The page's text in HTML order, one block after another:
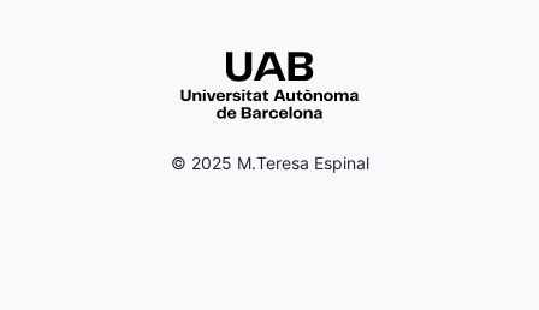
© 2025 M.Teresa Espinal